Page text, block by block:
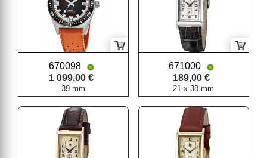
670098
1 099,00 €
39 mm
671000
189,00 €
21 x 38 mm